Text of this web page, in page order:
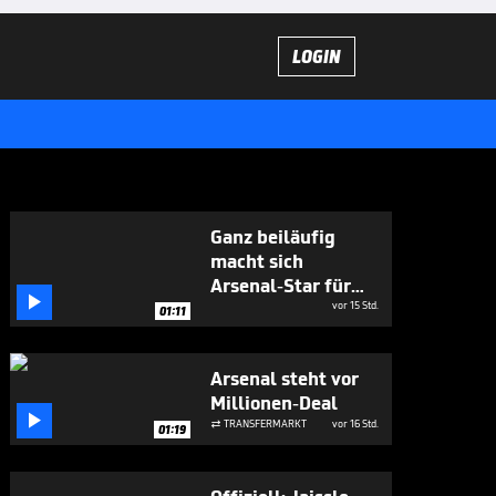
LOGIN
 01:11
Ganz beiläufig
macht sich
Arsenal-Star für
vor 15 Std.
 01:19
Arsenal steht vor
Millionen-Deal
 TRANSFERMARKT vor 16 Std.